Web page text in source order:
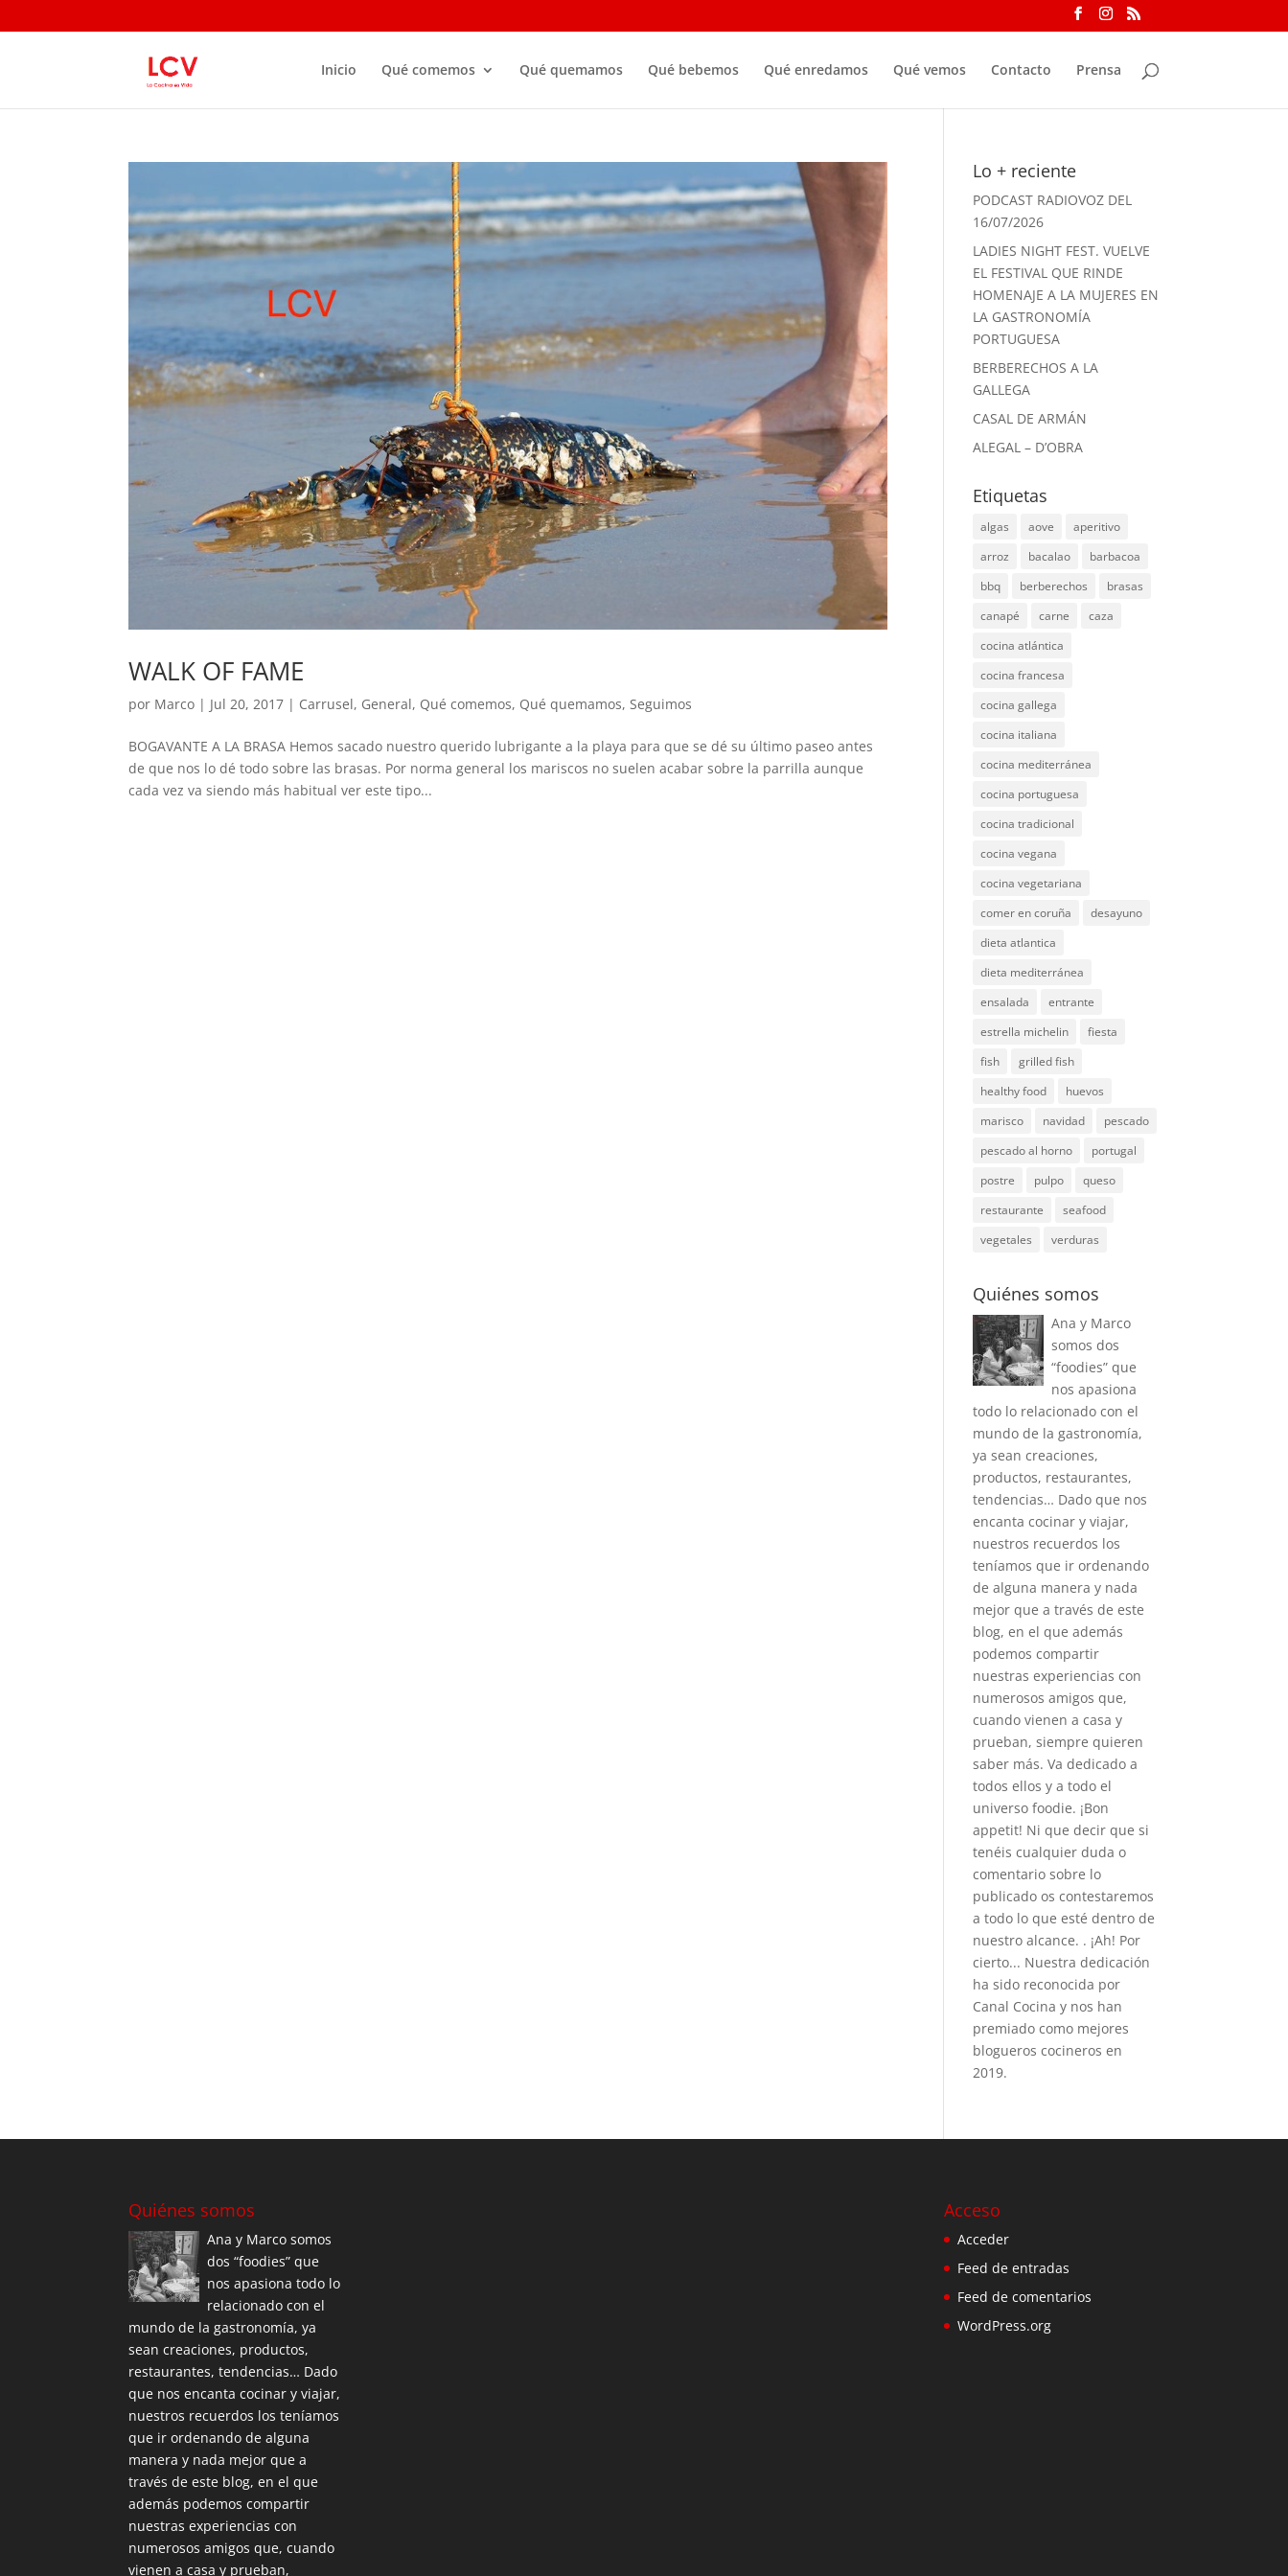
Inicio Qué comemos Qué quemamos Qué bebemos Qué enredamos Qué vemos Contacto Prensa
WALK OF FAME
por Marco | Jul 20, 2017 | Carrusel, General, Qué comemos, Qué quemamos,Seguimos
BOGAVANTE A LA BRASA Hemos sacado nuestro querido lubrigante a la playa para que se dé su último paseo antes
de que nos lo dé todo sobre las brasas. Por norma general los mariscos no suelen acabar sobre la parrilla aunque
cada vez va siendo más habitual ver este tipo...
Lo + reciente
PODCAST RADIOVOZ DEL
16/07/2026
LADIES NIGHT FEST. VUELVE
EL FESTIVAL QUE RINDE
HOMENAJE A LA MUJERES EN
LA GASTRONOMÍA
PORTUGUESA
BERBERECHOS A LA
GALLEGA
CASAL DE ARMÁN
ALEGAL – D’OBRA
Etiquetas
algas aove
aperitivo
arroz
bacalao
barbacoa
bbq
berberechos
brasas
canapé
carne
caza
cocina atlántica
cocina francesa
cocina gallega
cocina italiana
cocina mediterránea
cocina portuguesa
cocina tradicional
cocina vegana
cocina vegetariana
comer en coruña
desayuno
dieta atlantica
dieta mediterránea
ensalada
entrante
estrella michelin
fiesta
fish
grilled fish
healthy food
huevos
marisco
navidad
pescado
pescado al horno
portugal
postre
pulpo
queso
restaurante
seafood
vegetales
verduras
Quiénes somos
Ana y Marco
somos dos
“foodies” que
nos apasiona
todo lo relacionado con el
mundo de la gastronomía,
ya sean creaciones,
productos, restaurantes,
tendencias… Dado que nos
encanta cocinar y viajar,
nuestros recuerdos los
teníamos que ir ordenando
de alguna manera y nada
mejor que a través de este
blog, en el que además
podemos compartir
nuestras experiencias con
numerosos amigos que,
cuando vienen a casa y
prueban, siempre quieren
saber más. Va dedicado a
todos ellos y a todo el
universo foodie. ¡Bon
appetit! Ni que decir que si
tenéis cualquier duda o
comentario sobre lo
publicado os contestaremos
a todo lo que esté dentro de
nuestro alcance. . ¡Ah! Por
cierto... Nuestra dedicación
ha sido reconocida por
Canal Cocina y nos han
premiado como mejores
blogueros cocineros en
2019.
Quiénes somos
Ana y Marco somos
dos “foodies” que
nos apasiona todo lo
relacionado con el
mundo de la gastronomía, ya
sean creaciones, productos,
restaurantes, tendencias… Dado
que nos encanta cocinar y viajar,
nuestros recuerdos los teníamos
que ir ordenando de alguna
manera y nada mejor que a
través de este blog, en el que
además podemos compartir
nuestras experiencias con
numerosos amigos que, cuando
vienen a casa y prueban,
Acceso
Acceder
Feed de entradas
Feed de comentarios
WordPress.org